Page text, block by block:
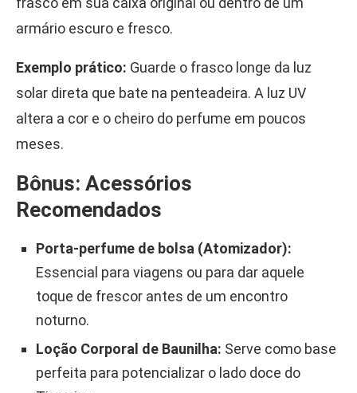
armário escuro e fresco.
Exemplo prático: Guarde o frasco longe da luz
solar direta que bate na penteadeira. A luz UV
altera a cor e o cheiro do perfume em poucos
meses.
Bônus: Acessórios
Recomendados
Porta-perfume de bolsa (Atomizador):
Essencial para viagens ou para dar aquele
toque de frescor antes de um encontro
noturno.
Loção Corporal de Baunilha: Serve como base
perfeita para potencializar o lado doce do